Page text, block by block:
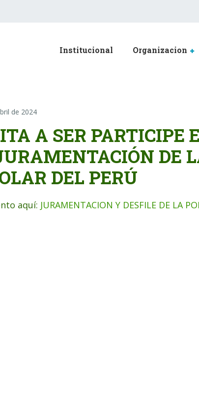
Institucional Organizacion
de 2024
A SER PARTICIPE
DE
DEL PERÚ
aquí: JURAMENTACION Y DESFILE DE LA